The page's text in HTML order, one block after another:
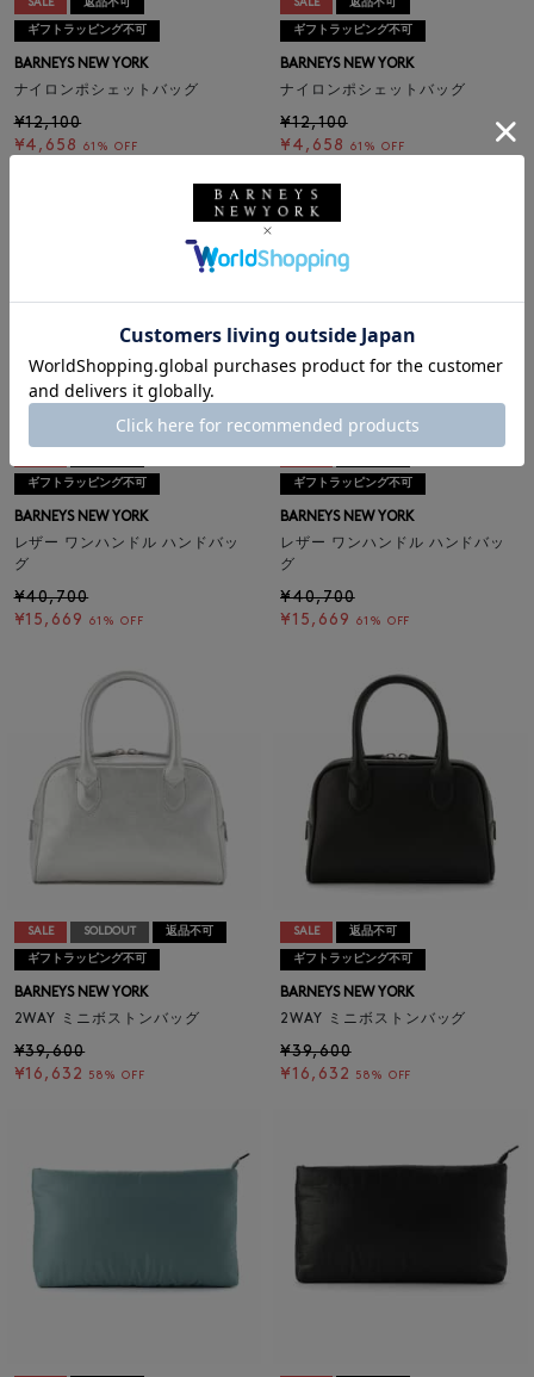
SALE 返品不可
ギフトラッピング不可
BARNEYS NEW YORK
ナイロンポシェットバッグ
¥12,100
¥4,658
61% OFF
SALE 返品不可
ギフトラッピング不可
BARNEYS NEW YORK
ナイロンポシェットバッグ
¥12,100
¥4,658
61% OFF
ギフトラッピング不可
BARNEYS NEW YORK
レザー ワンハンドル ハンドバッ
グ
¥40,700
¥15,669
61% OFF
ギフトラッピング不可
BARNEYS NEW YORK
レザー ワンハンドル ハンドバッ
グ
¥40,700
¥15,669
61% OFF
SALE SOLDOUT 返品不可
ギフトラッピング不可
BARNEYS NEW YORK
2WAY ミニボストンバッグ
¥39,600
¥16,632
58% OFF
SALE 返品不可
ギフトラッピング不可
BARNEYS NEW YORK
2WAY ミニボストンバッグ
¥39,600
¥16,632
58% OFF